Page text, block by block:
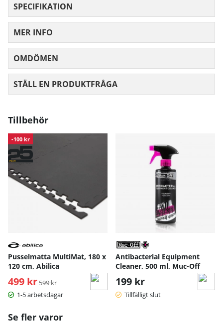
SPECIFIKATION
MER INFO
OMDÖMEN
STÄLL EN PRODUKTFRÅGA
Tillbehör
-100 kr
Pusselmatta MultiMat, 180 x
120 cm, Abilica
499 kr Ordinarie pris:
599 kr
1-5 arbetsdagar
Antibacterial Equipment
Cleaner, 500 ml, Muc-Off
199 kr
Tillfälligt slut
Se fler varor